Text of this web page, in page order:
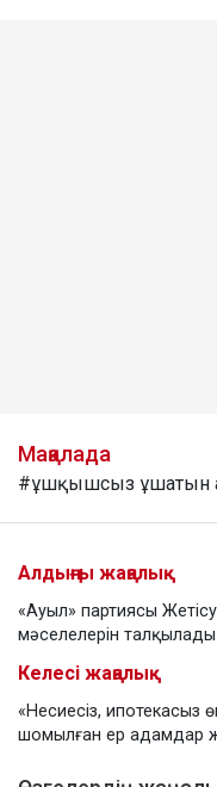
Мақалада
#ұшқышсыз ұшатын
Алдыңғы жаңалық
«Ауыл» партиясы
мәселелерін талқылады
Келесі жаңалық
«Несиесіз, ипотекасыз
шомылған ер адамдар